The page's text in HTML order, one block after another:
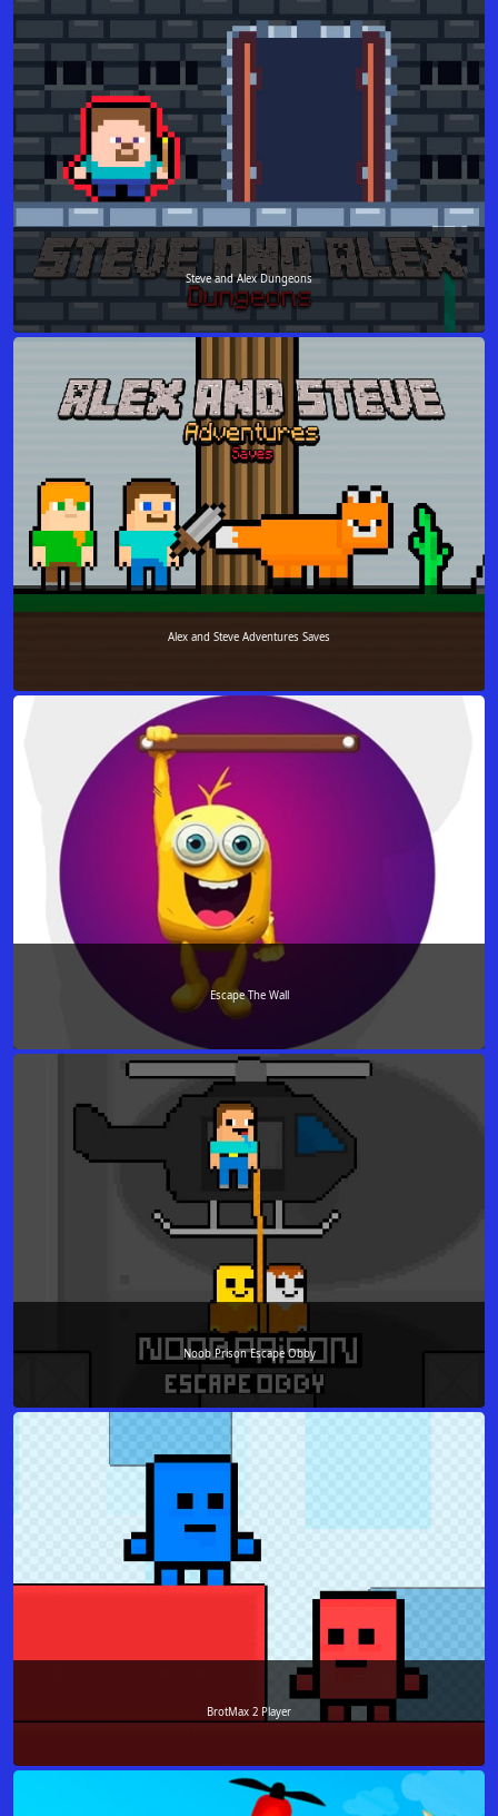
Steve and Alex Dungeons
Alex and Steve Adventures Saves
Escape The Wall
Noob Prison Escape Obby
BrotMax 2 Player